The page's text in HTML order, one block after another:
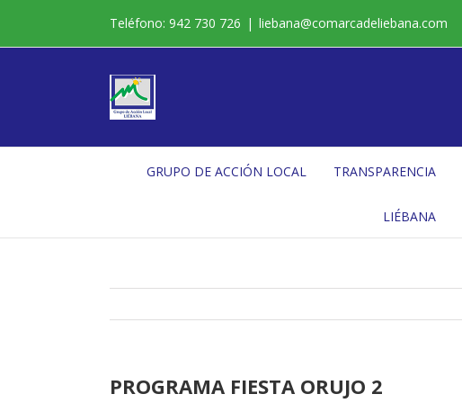
contenido
Teléfono: 942 730 726 | liebana@comarcadeliebana.com
GRUPO DE ACCIÓN LOCAL TRANSPARENCIA
LIÉBANA
PROGRAMA FIESTA ORUJO 2